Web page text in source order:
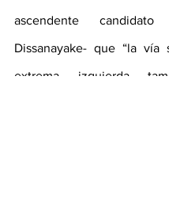
ascendente candidato
Dissanayake- que “la vía
extrema izquierda